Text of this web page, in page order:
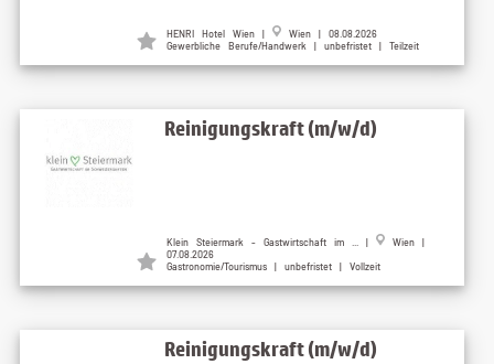
HENRI Hotel Wien |
Wien | 08.08.2026
Gewerbliche Berufe/Handwerk | unbefristet | Teilzeit
Reinigungskraft (m/w/d)
Klein Steiermark - Gastwirtschaft im ... |
Wien |
07.08.2026
Gastronomie/Tourismus | unbefristet | Vollzeit
Reinigungskraft (m/w/d)